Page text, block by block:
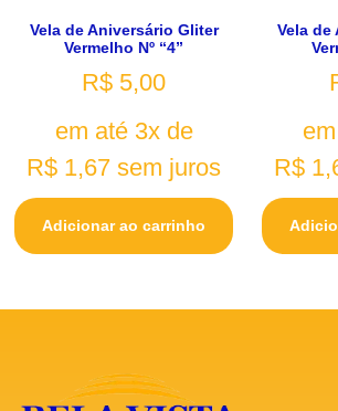
Vela de Aniversário Gliter
Vermelho Nº “4”
R$ 5,00
em até 3x de
R$ 1,67 sem juros
Adicionar ao carrinho
Vela de
R$